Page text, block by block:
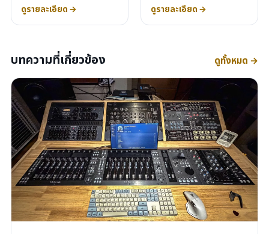
ดูรายละเอียด → ดูรายละเอียด →
บทความที่เกี่ยวข้อง ดูทั้งหมด →